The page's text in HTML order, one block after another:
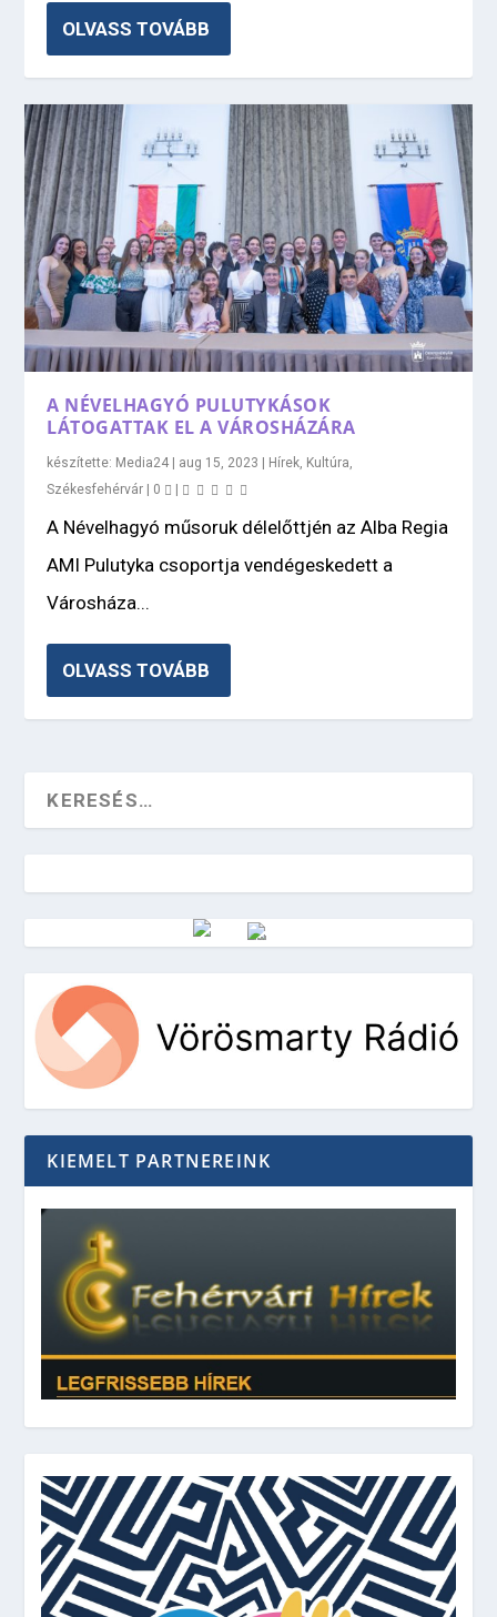
OLVASS TOVÁBB
A NÉVELHAGYÓ PULUTYKÁSOK
LÁTOGATTAK EL A VÁROSHÁZÁRA
készítette: Media24 aug 15, 2023 Hírek, Kultúra,
Székesfehérvár
0
A Névelhagyó műsoruk délelőttjén az Alba Regia
AMI Pulutyka csoportja vendégeskedett a
Városháza...
OLVASS TOVÁBB
Vörösmarty Rádió
KIEMELT PARTNEREINK